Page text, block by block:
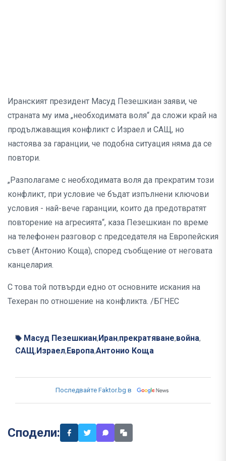
Иранският президент Масуд Пезешкиан заяви, че
страната му има „необходимата воля“ да сложи край на
продължаващия конфликт с Израел и САЩ, но
настоява за гаранции, че подобна ситуация няма да се
повтори.
„Разполагаме с необходимата воля да прекратим този
конфликт, при условие че бъдат изпълнени ключови
условия - най-вече гаранции, които да предотвратят
повторение на агресията“, каза Пезешкиан по време
на телефонен разговор с председателя на Европейския
съвет (Антонио Коща), според съобщение от неговата
канцелария.
С това той потвърди едно от основните искания на
Техеран по отношение на конфликта. /БГНЕС
Масуд Пезешкиан, Иран,прекратяване,война,
САЩ, Израел, Европа,Антонио Коща
Последвайте Faktor.bg в
Сподели: